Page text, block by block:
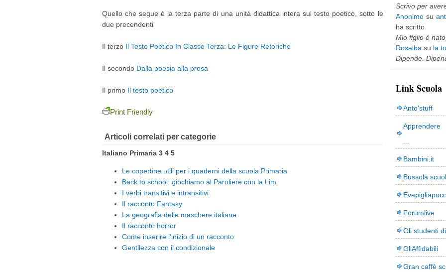
Quello che segue è la terza parte di una unità didattica intera sul testo poetico, sotto le
due precendenti
Il terzo Il Testo Poetico In Classe Terza: Le Figure Retoriche
Il secondo Dalla poesia alla prosa
Il primo Il testo poetico
Print Friendly
Articoli correlati per categorie
Italiano Primaria 3 4 5
Le copertine utili per i quaderni della scuola Primaria
Back to school: giochiamo al Paroliere con la Lim
I verbi transitivi e intransitivi
Il racconto Fantasy
La geografia delle maschere italiane
Il racconto horror
Come inserire l'inizio di un racconto
Gentilezza con il condizionale
Scrivo per avere
Anonimosu
ha scritto
Mio figlio è nato
Rosalba su la
Dipende.
Link Scuola
Anto'stuff
Bambini.it
Bussola
Forumlive
Gli studenti
GliAffidabili
Gran caffè